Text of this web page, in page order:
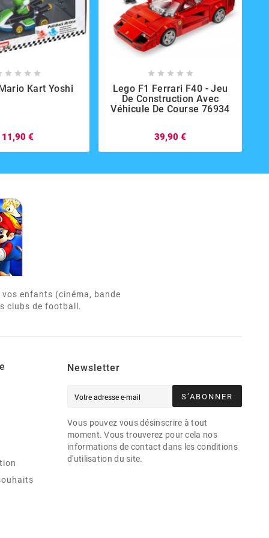
   
Kart Yoshi
11,90 €
    
Lego F1 Ferrari F40 - Jeu
De Construction Avec
Véhicule De Course 76934
39,90 €
enfants (cinéma, bande
clubs de football.
Newsletter
S’ABONNER
Vous pouvez vous désinscrire à tout
moment. Vous trouverez pour cela nos
informations de contact dans les conditions
d'utilisation du site.